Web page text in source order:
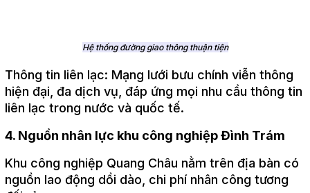
Hệ thống đường giao thông thuận tiện
Thông tin liên lạc: Mạng lưới bưu chính viễn thông
hiện đại, đa dịch vụ, đáp ứng mọi nhu cầu thông tin
liên lạc trong nước và quốc tế.
4. Nguồn nhân lực khu công nghiệp Đình Trám
Khu công nghiệp Quang Châu nằm trên địa bàn có
nguồn lao động dồi dào, chi phí nhân công tương